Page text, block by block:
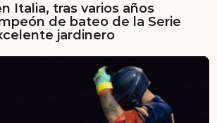
Italia, tras varios años
de bateo de la Serie
jardinero